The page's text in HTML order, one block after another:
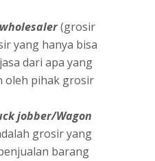
(grosir
yang hanya bisa
dari apa yang
oleh pihak grosir
jobber/Wagon
grosir yang
barang